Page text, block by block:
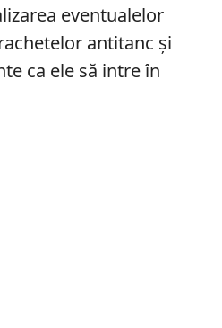
eventualelor
antitanc și
ca ele să intre în